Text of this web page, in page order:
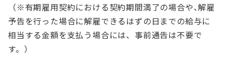
（※有期雇用契約における契約期間満了の場合や､解雇
予告を行った場合に解雇できるはずの日までの給与に
相当する金額を支払う場合には、事前通告は不要で
す。）